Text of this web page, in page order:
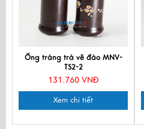
Ống tráng trà vẽ đào MNV-
TS2-2
131.760 VNĐ
Xem chi tiết